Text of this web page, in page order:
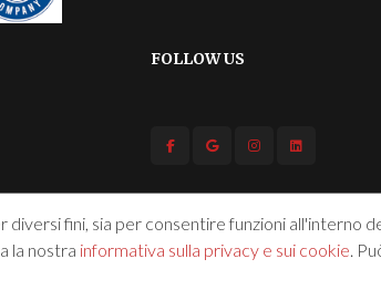
fini, sia per consentire funzioni all'interno
la nostra informativa sulla privacy e sui cookie.
FOLLOW US